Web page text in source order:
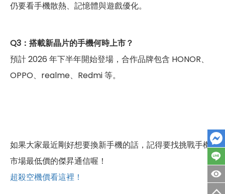
仍要看手機散熱、記憶體與遊戲優化。
Q3：搭載新晶片的手機何時上市？
預計 2026 年下半年開始登場，合作品牌包含 HONOR、
OPPO、realme、Redmi 等。
如果大家最近剛好想要換新手機的話，記得要找挑戰手機
市場最低價的傑昇通信喔！
超殺空機價看這裡！